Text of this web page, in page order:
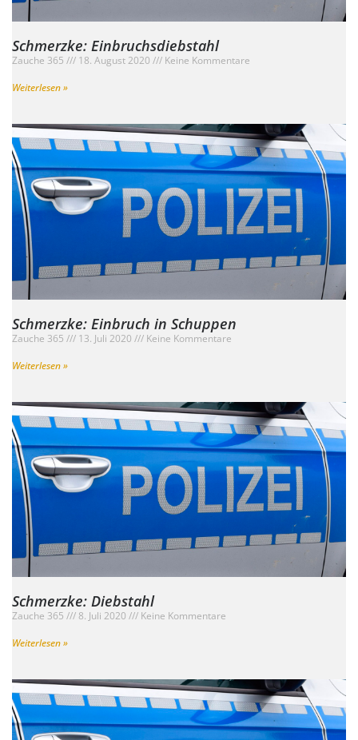
Schmerzke: Einbruchsdiebstahl
Zauche 365 18. August 2020
Keine Kommentare
Weiterlesen »
Schmerzke: Einbruch in Schuppen
Zauche 365 13. Juli 2020
Keine Kommentare
Weiterlesen »
Schmerzke: Diebstahl
Zauche 365 8. Juli 2020
Keine Kommentare
Weiterlesen »